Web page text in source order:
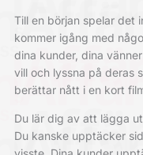
Till en början spelar det
kommer igång med
dina kunder, dina
vill och lyssna på deras
berättar nått i en kort
Du lär dig av att lägga
Du kanske upptäcker